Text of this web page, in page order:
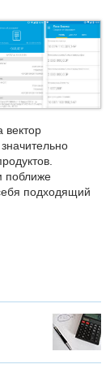
вектор
поближе
подходящий